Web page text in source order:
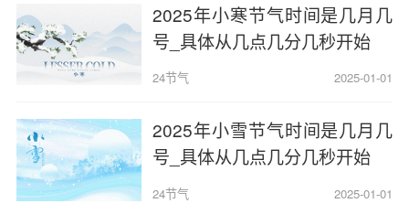
2025年小寒节气时间是几月几
号_具体从几点几分几秒开始
24节气 2025-01-01
2025年小雪节气时间是几月几
号_具体从几点几分几秒开始
24节气 2025-01-01